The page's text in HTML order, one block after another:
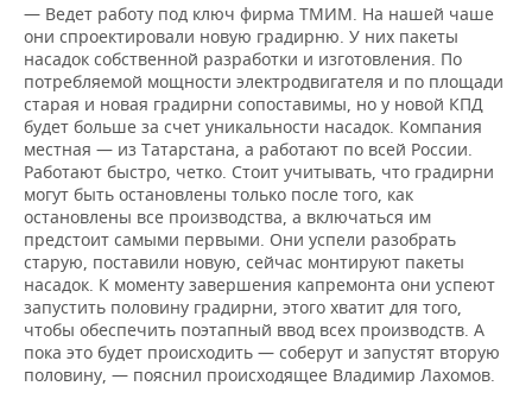
— Ведет работу под ключ фирма ТМИМ. На нашей чаше
они спроектировали новую градирню. У них пакеты
насадок собственной разработки и изготовления. По
потребляемой мощности электродвигателя и по площади
старая и новая градирни сопоставимы, но у новой КПД
будет больше за счет уникальности насадок. Компания
местная — из Татарстана, а работают по всей России.
Работают быстро, четко. Стоит учитывать, что градирни
могут быть остановлены только после того, как
остановлены все производства, а включаться им
предстоит самыми первыми. Они успели разобрать
старую, поставили новую, сейчас монтируют пакеты
насадок. К моменту завершения капремонта они успеют
запустить половину градирни, этого хватит для того,
чтобы обеспечить поэтапный ввод всех производств. А
пока это будет происходить — соберут и запустят вторую
половину, — пояснил происходящее Владимир Лахомов.